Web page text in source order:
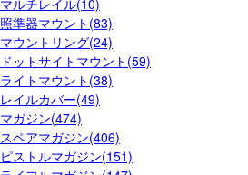
照準器マウント(83)
マウントリング(24)
ドットサイトマウント(59)
ライトマウント(38)
レイルカバー(49)
マガジン(474)
スペアマガジン(406)
ピストルマガジン(151)